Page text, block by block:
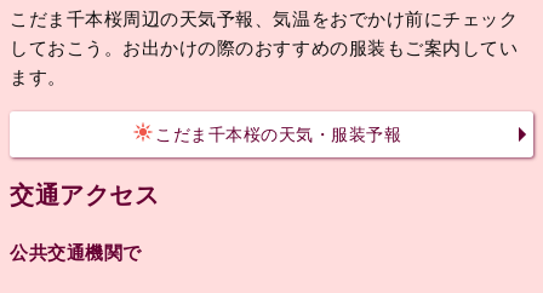
こだま千本桜周辺の天気予報、気温をおでかけ前にチェック
しておこう。お出かけの際のおすすめの服装もご案内してい
ます。
こだま千本桜の天気・服装予報
交通アクセス
公共交通機関で